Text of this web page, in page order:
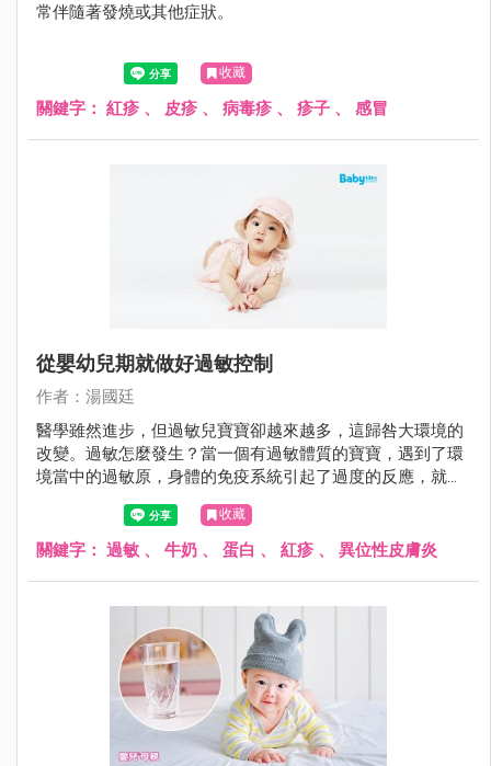
常伴隨著發燒或其他症狀。
收藏
關鍵字： 紅疹 、 皮疹 、 病毒疹 、 疹子 、 感冒
從嬰幼兒期就做好過敏控制
作者：湯國廷
醫學雖然進步，但過敏兒寶寶卻越來越多，這歸咎大環境的
改變。過敏怎麼發生？當一個有過敏體質的寶寶，遇到了環
境當中的過敏原，身體的免疫系統引起了過度的反應，就產
生了過敏症狀。
收藏
關鍵字： 過敏 、 牛奶 、 蛋白 、 紅疹 、 異位性皮膚炎